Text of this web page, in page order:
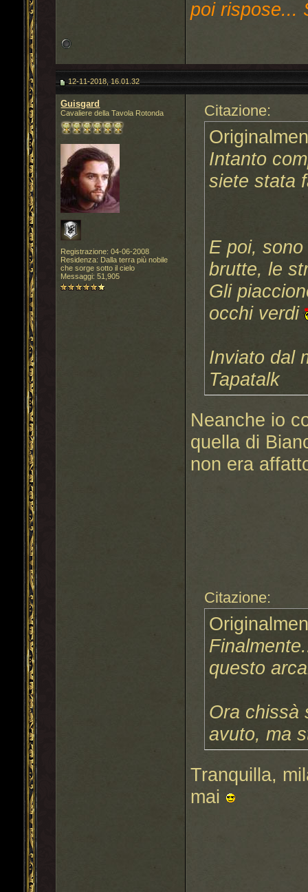
poi rispose...
12-11-2018, 16.01.32
Guisgard
Cavaliere della Tavola Rotonda
Registrazione: 04-06-2008
Residenza: Dalla terra più nobile
che sorge sotto il cielo
Messaggi: 51,905
Citazione:
Intanto
siete stata
E poi,
brutte, le
Gli
occhi verdi
Inviato dal
Tapatalk
Neanche io
quella di
non era
Citazione:
questo
Ora chissà
avuto, ma
Tranquilla,
mai